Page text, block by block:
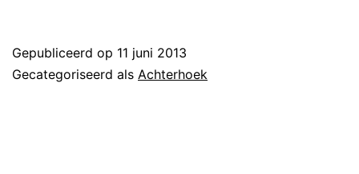
Gepubliceerd op 11 juni 2013
Gecategoriseerd als Achterhoek